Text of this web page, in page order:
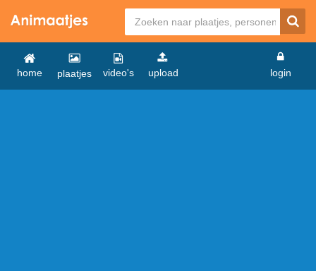
home plaatjes video's upload login